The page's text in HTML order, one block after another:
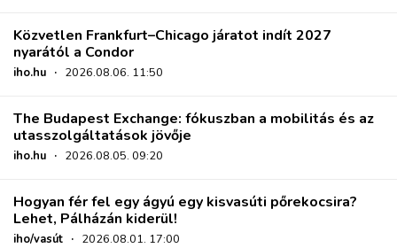
Közvetlen Frankfurt–Chicago járatot indít 2027
nyarától a Condor
iho.hu · 2026.08.06. 11:50
The Budapest Exchange: fókuszban a mobilitás és az
utasszolgáltatások jövője
iho.hu · 2026.08.05. 09:20
Hogyan fér fel egy ágyú egy kisvasúti pőrekocsira?
Lehet, Pálházán kiderül!
iho/vasút · 2026.08.01. 17:00